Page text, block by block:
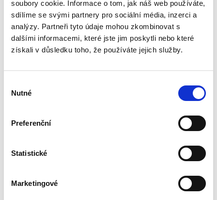
soubory cookie. Informace o tom, jak náš web používáte,
sdílíme se svými partnery pro sociální média, inzerci a
analýzy. Partneři tyto údaje mohou zkombinovat s
dalšími informacemi, které jste jim poskytli nebo které
získali v důsledku toho, že používáte jejich služby.
souhlasu
Nutné
Preferenční
Statistické
Marketingové
ryzí teorii, v knize čtenář nalezne srozumitelná
řešení...
Nepominutelný
vydědění
Nová monografie se věnuje problematice